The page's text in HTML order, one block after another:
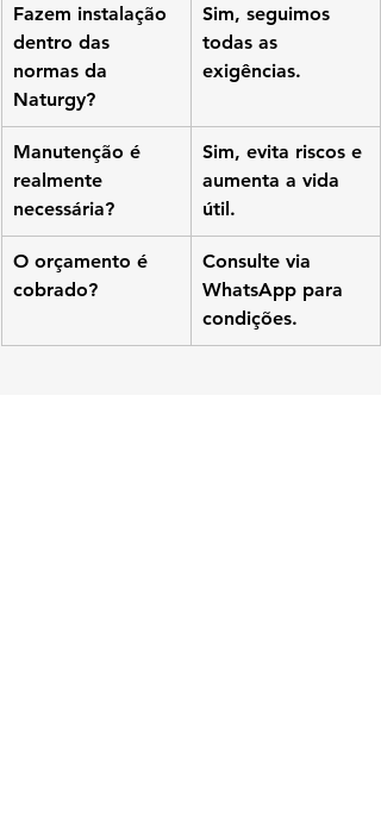
Fazem instalação
dentro das
normas da
Naturgy?
Sim, seguimos
todas as
exigências.
Manutenção é
realmente
necessária?
Sim, evita riscos e
aumenta a vida
útil.
O orçamento é
cobrado?
Consulte via
WhatsApp para
condições.